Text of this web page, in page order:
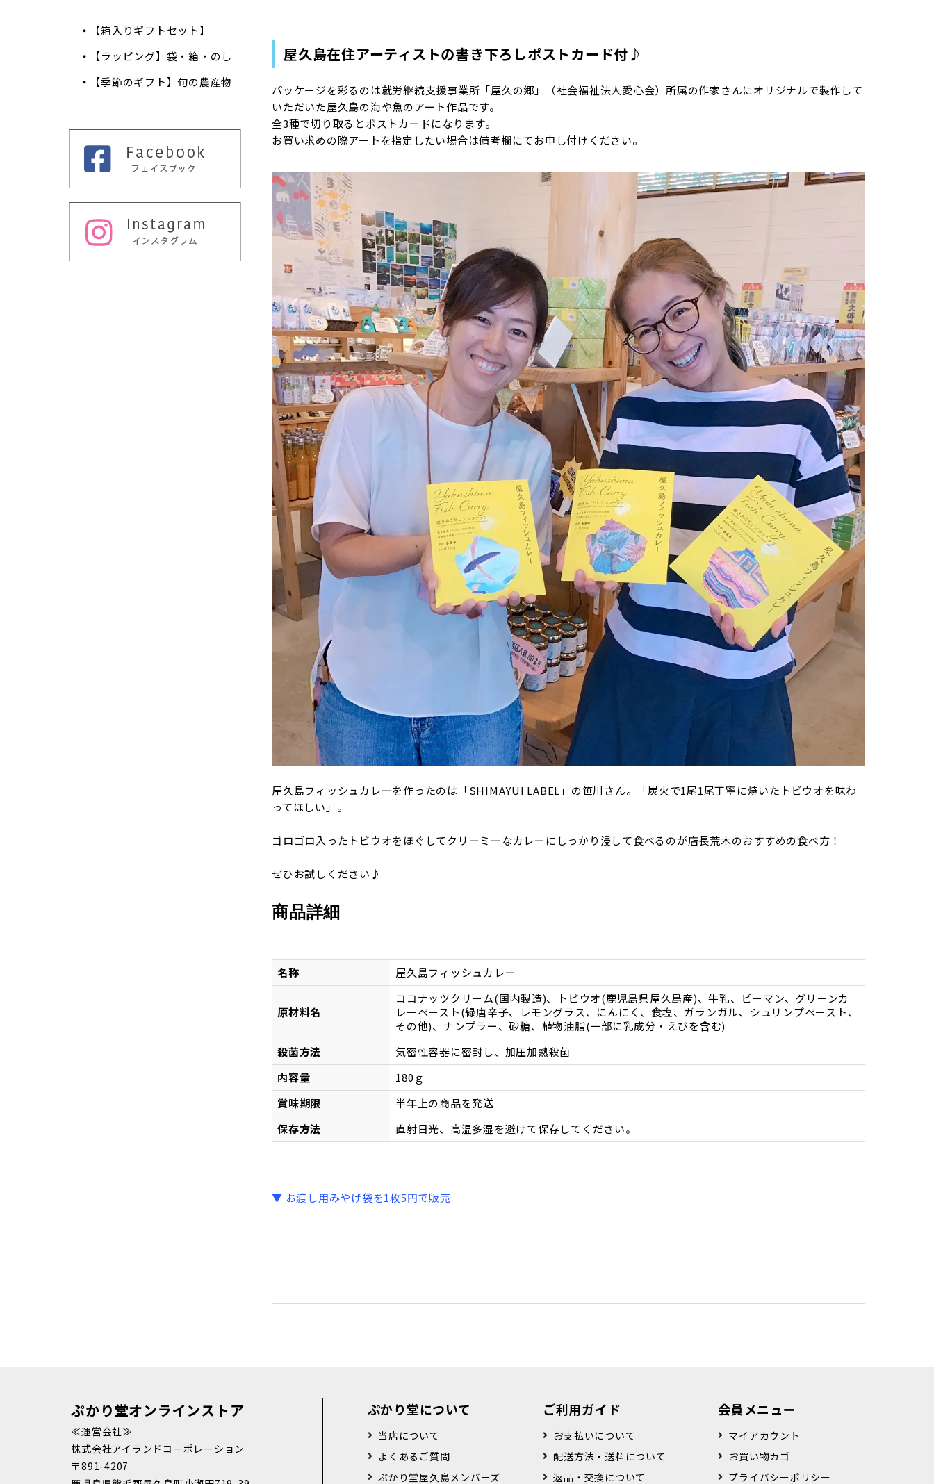
屋久島在住アーティストの書き下ろしポストカード付♪
パッケージを彩るのは就労継続支援事業所「屋久の郷」（社会福祉法人愛心会）所属の作家さんにオリジナルで製作して
いただいた屋久島の海や魚のアート作品です。
全3種で切り取るとポストカードになります。
お買い求めの際アートを指定したい場合は備考欄にてお申し付けください。
屋久島フィッシュカレーを作ったのは「SHIMAYUI LABEL」の笹川さん。「炭火で1尾1尾丁寧に焼いたトビウオを味わ
ってほしい」。
ゴロゴロ入ったトビウオをほぐしてクリーミーなカレーにしっかり浸して食べるのが店長荒木のおすすめの食べ方！
ぜひお試しください♪
商品詳細
名称 屋久島フィッシュカレー
原材料名
ココナッツクリーム(国内製造)、トビウオ(鹿児島県屋久島産)、牛乳、ピーマン、グリーンカ
レーペースト(緑唐辛子、レモングラス、にんにく、食塩、ガランガル、シュリンプペースト、
その他)、ナンプラー、砂糖、植物油脂(一部に乳成分・えびを含む)
殺菌方法
気密性容器に密封し、加圧加熱殺菌
内容量
180ｇ
賞味期限
半年上の商品を発送
保存方法
直射日光、高温多湿を避けて保存してください。
▼ お渡し用みやげ袋を1枚5円で販売
【箱入りギフトセット】
【ラッピング】袋・箱・のし
【季節のギフト】旬の農産物
ぷかり堂オンラインストア
≪運営会社≫
株式会社アイランドコーポレーション
〒891-4207
ぷかり堂について
当店について
よくあるご質問
ぷかり堂屋久島メンバーズ
ご利用ガイド
お支払いについて
配送方法・送料について
返品・交換について
会員メニュー
マイアカウント
お買い物カゴ
プライバシーポリシー